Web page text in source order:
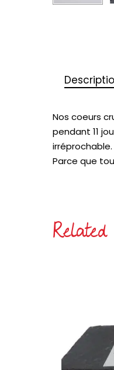
Nos coeurs
pendant 11
irréprochable.
Parce que